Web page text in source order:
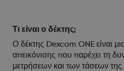
Τι είναι ο δέκτης;
Ο δέκτης Dexcom ONE είναι
απεικόνισης που παρέχει τη
μετρήσεων και των τάσεων